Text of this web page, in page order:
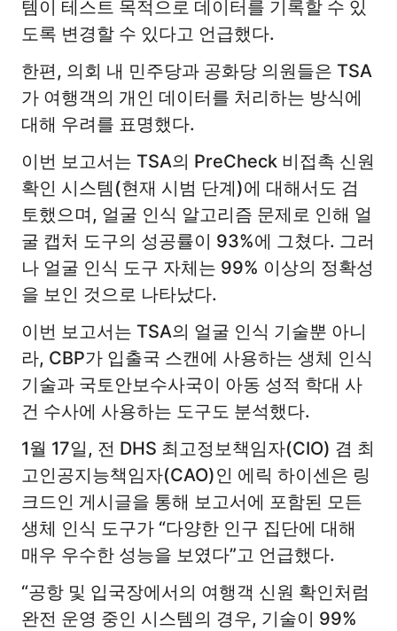
템이 테스트 목적으로 데이터를 기록할 수 있
도록 변경할 수 있다고 언급했다.
한편, 의회 내 민주당과 공화당 의원들은 TSA
가 여행객의 개인 데이터를 처리하는 방식에
대해 우려를 표명했다.
이번 보고서는 TSA의 PreCheck 비접촉 신원
확인 시스템(현재 시범 단계)에 대해서도 검
토했으며, 얼굴 인식 알고리즘 문제로 인해 얼
굴 캡처 도구의 성공률이 93%에 그쳤다. 그러
나 얼굴 인식 도구 자체는 99% 이상의 정확성
을 보인 것으로 나타났다.
이번 보고서는 TSA의 얼굴 인식 기술뿐 아니
라, CBP가 입출국 스캔에 사용하는 생체 인식
기술과 국토안보수사국이 아동 성적 학대 사
건 수사에 사용하는 도구도 분석했다.
1월 17일, 전 DHS 최고정보책임자(CIO) 겸 최
고인공지능책임자(CAO)인 에릭 하이센은 링
크드인 게시글을 통해 보고서에 포함된 모든
생체 인식 도구가 “다양한 인구 집단에 대해
매우 우수한 성능을 보였다”고 언급했다.
“공항 및 입국장에서의 여행객 신원 확인처럼
완전 운영 중인 시스템의 경우, 기술이 99%